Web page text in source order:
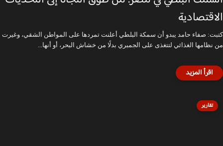
الاقتصادية
كتبت: صفاء حامد يبدو أن سمكة البلطي أعلنت تمردها على المواطن الشقي، وغيرت
من نظامها الغذائي لتتغذى على الجمبري بدلًا من خشاش البحر، أو أنها...
تقارير